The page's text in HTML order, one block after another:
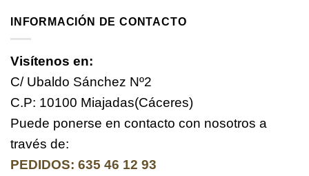
INFORMACIÓN DE CONTACTO
Visítenos en:
C/ Ubaldo Sánchez Nº2
C.P: 10100 Miajadas(Cáceres)
Puede ponerse en contacto con nosotros a
través de:
PEDIDOS: 635 46 12 93